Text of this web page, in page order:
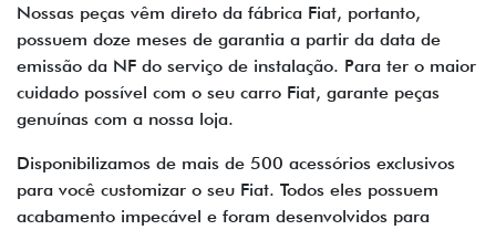
Nossas peças vêm direto da fábrica Fiat, portanto,
possuem doze meses de garantia a partir da data de
emissão da NF do serviço de instalação. Para ter o maior
cuidado possível com o seu carro Fiat, garante peças
genuínas com a nossa loja.
Disponibilizamos de mais de 500 acessórios exclusivos
para você customizar o seu Fiat. Todos eles possuem
acabamento impecável e foram desenvolvidos para